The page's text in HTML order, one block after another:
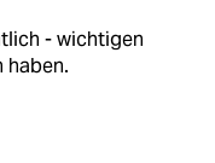
- wichtigen
haben.